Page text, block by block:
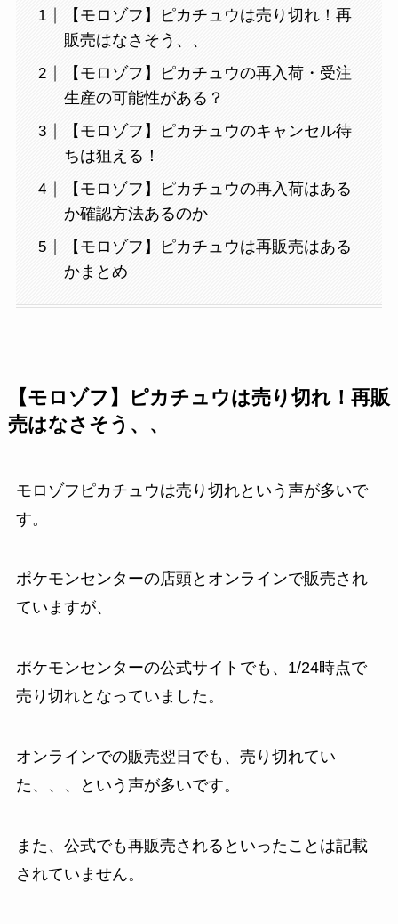
【モロゾフ】ピカチュウは売り切れ！再
販売はなさそう、、
【モロゾフ】ピカチュウの再入荷・受注
生産の可能性がある？
【モロゾフ】ピカチュウのキャンセル待
ちは狙える！
【モロゾフ】ピカチュウの再入荷はある
か確認方法あるのか
【モロゾフ】ピカチュウは再販売はある
かまとめ
【モロゾフ】ピカチュウは売り切れ！再販
売はなさそう、、
モロゾフピカチュウは売り切れという声が多いで
す。
ポケモンセンターの店頭とオンラインで販売され
ていますが、
ポケモンセンターの公式サイトでも、1/24時点で
売り切れとなっていました。
オンラインでの販売翌日でも、売り切れてい
た、、、という声が多いです。
また、公式でも再販売されるといったことは記載
されていません。